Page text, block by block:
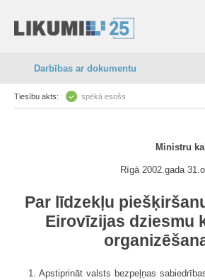
Darbības ar dokumentu
Tiesību akts: spēkā esošs
Ministru
Rīgā 2002.gada
Par līdzekļu
Eirovīzijas dziesmu
1. Apstiprināt valsts bezpeļņas